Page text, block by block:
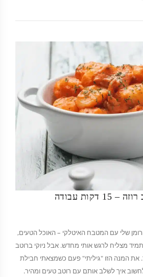
דקות עבודה
שלי עם המטבח האיטלקי – האוכל הטעים,
מצליח לרגש אותי מחדש. אבל ניוקי ברוטב
את המנה הזו "גיליתי" פעם כשמצאתי חבילת
לחשוב איך לשלב אותם עם רוטב טעים ומהיר.